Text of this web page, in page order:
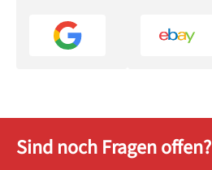
Sind noch Fragen offen?